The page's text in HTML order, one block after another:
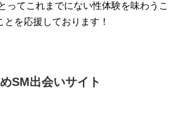
ってこれまでにない性体験を味わうこ
とを応援しております！
SM出会いサイト